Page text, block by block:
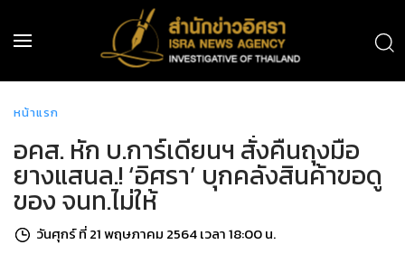
หน้าแรก
อคส. หัก บ.การ์เดียนฯ สั่งคืนถุงมือ
ยางแสนล.! ‘อิศรา’ บุกคลังสินค้าขอดู
ของ จนท.ไม่ให้
วันศุกร์ ที่ 21 พฤษภาคม 2564 เวลา 18:00 น.